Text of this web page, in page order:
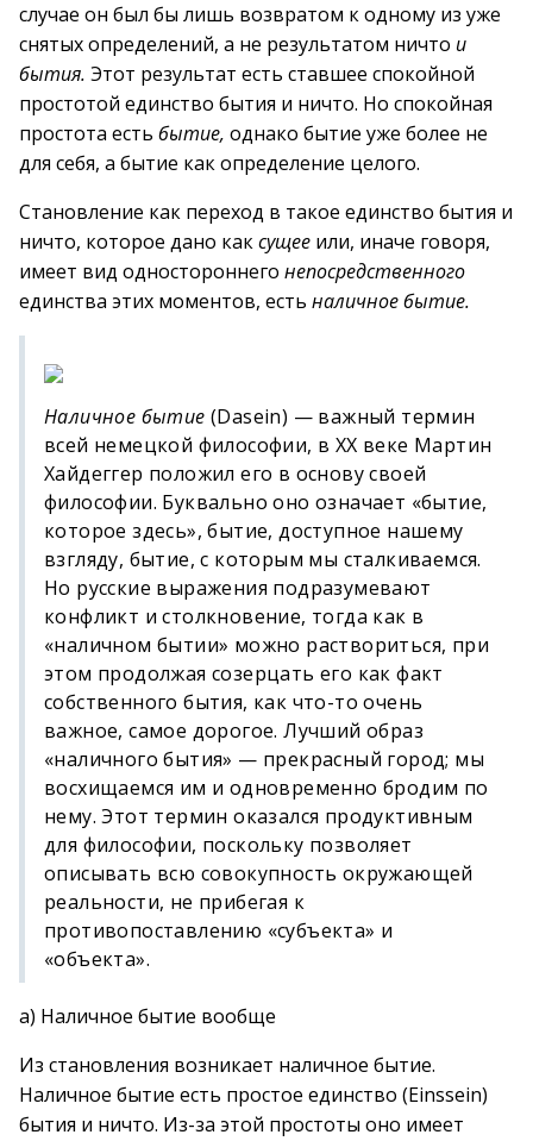
случае он был бы лишь возвратом к одному из уже
снятых определений, а не результатом ничто и
бытия. Этот результат есть ставшее спокойной
простотой единство бытия и ничто. Но спокойная
простота есть бытие, однако бытие уже более не
для себя, а бытие как определение целого.
Становление как переход в такое единство бытия и
ничто, которое дано каксущее или, иначе говоря,
имеет вид одностороннего непосредственного
единства этих моментов, есть наличное бытие.
Наличное бытие (Dasein) — важный термин
всей немецкой философии, в ХХ веке Мартин
Хайдеггер положил его в основу своей
философии. Буквально оно означает «бытие,
которое здесь», бытие, доступное нашему
взгляду, бытие, с которым мы сталкиваемся.
Но русские выражения подразумевают
конфликт и столкновение, тогда как в
«наличном бытии» можно раствориться, при
этом продолжая созерцать его как факт
собственного бытия, как что-то очень
важное, самое дорогое. Лучший образ
«наличного бытия» — прекрасный город; мы
восхищаемся им и одновременно бродим по
нему. Этот термин оказался продуктивным
для философии, поскольку позволяет
описывать всю совокупность окружающей
реальности, не прибегая к
противопоставлению «субъекта» и
«объекта».
а) Наличное бытие вообще
Из становления возникает наличное бытие.
Наличное бытие есть простое единство (Einssein)
бытия и ничто. Из-за этой простоты оно имеет